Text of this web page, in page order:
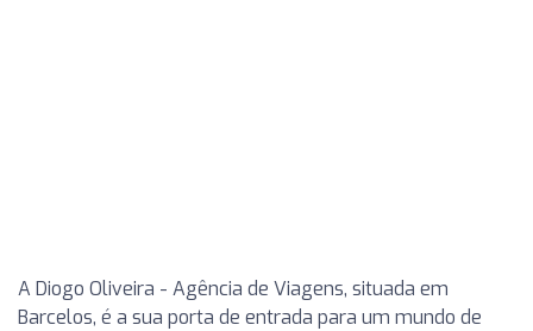
A Diogo Oliveira - Agência de Viagens, situada em
Barcelos, é a sua porta de entrada para um mundo de